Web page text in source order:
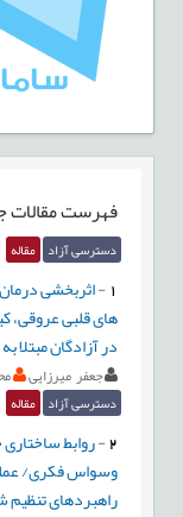
فهرست مقالات
دسترسی آزاد مقاله
-اثربخشی
های قلبی عروقی،
در آزادگان
جعفر میرزایی
دسترسی آزاد مقاله
2
-روابط ساختاری
وسواس فکری/
راهبردهای تنظیم